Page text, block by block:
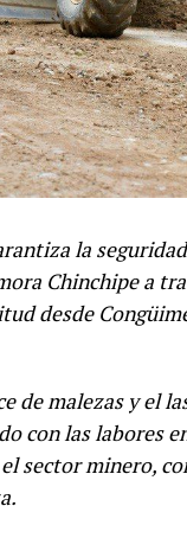
la
Chinchipe a
desde
de malezas y el
con las labores
sector minero,